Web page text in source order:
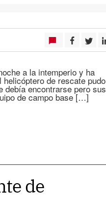
a la intemperio y ha
de rescate pudo
debía encontrarse pero sus
de campo base […]
de